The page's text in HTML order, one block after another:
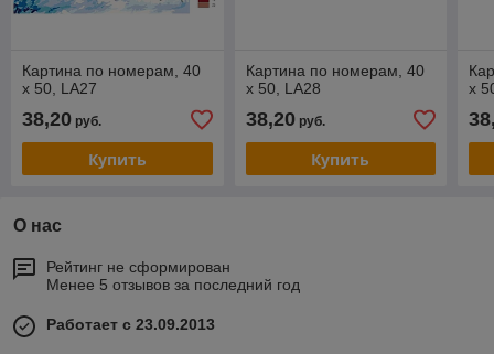
Картина по номерам, 40
x 50, LA27
38,20 руб.
Купить
Картина по номерам, 40
x 50, LA28
38,20руб.
Купить
x
О нас
Рейтинг не сформирован
Менее 5 отзывов за последний год
Работает с 23.09.2013